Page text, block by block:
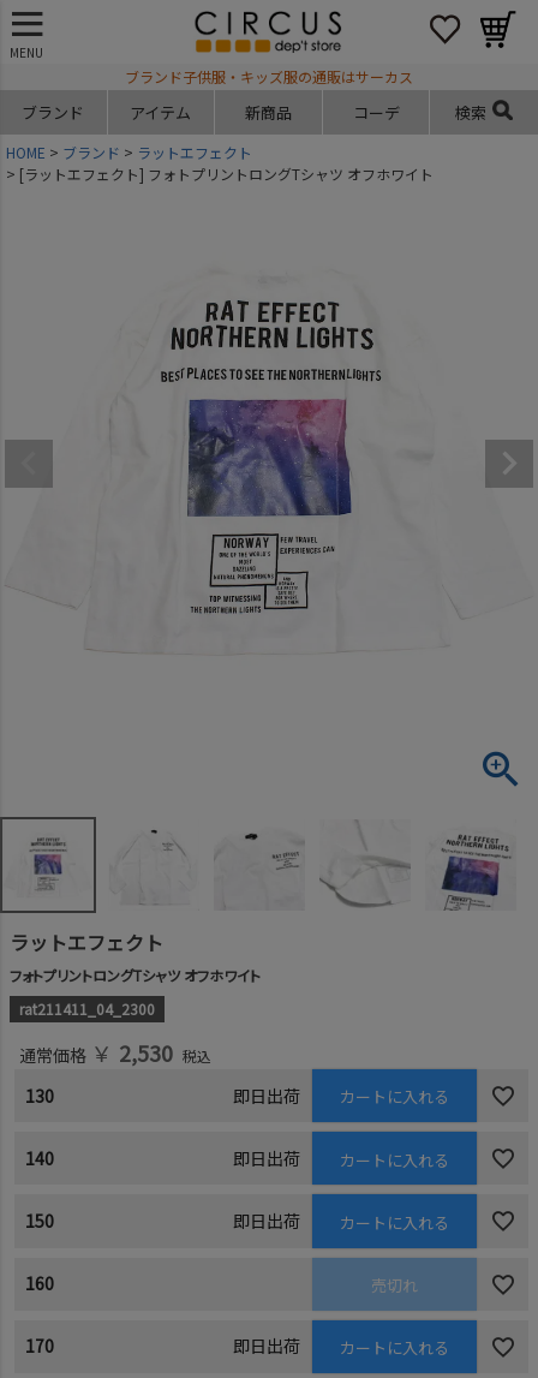
MENU
ブランド子供服・キッズ服の通販はサーカス
ブランド アイテム 新商品 コーデ 検索
HOME ブランド
ラットエフェクト
[ラットエフェクト] フォトプリントロングTシャツ オフホワイト
ラットエフェクト
フォトプリントロングTシャツ オフホワイト
rat211411_04_2300
通常価格 ￥ 2,530 税込
130 即日出荷 カートに入れる
140 即日出荷 カートに入れる
150 即日出荷 カートに入れる
160 売切れ
170 即日出荷 カートに入れる